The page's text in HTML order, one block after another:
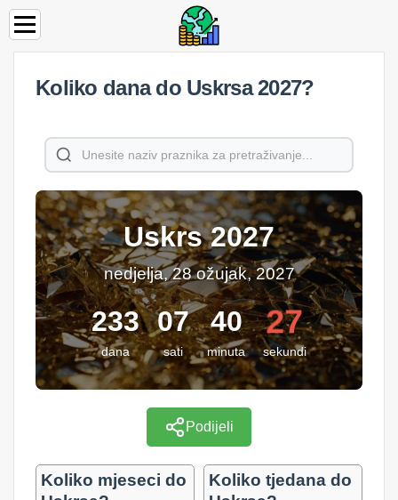
Koliko dana do Uskrsa 2027?
Uskrs 2027
nedjelja, 28 ožujak, 2027
233
dana
07
sati
40
minuta
27
sekundi
Podijeli
Koliko mjeseci do
Koliko tjedana do